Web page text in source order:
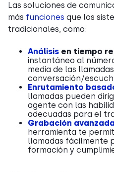
Las soluciones de
más funciones que los
tradicionales, como:
Análisis en tiempo
instantáneo al
media de las
conversación/
Enrutamiento
llamadas pueden
agente con las
adecuadas para el
Grabación
herramienta te
llamadas fácilmente
formación y